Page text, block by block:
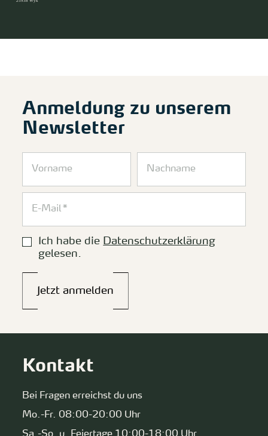
Anmeldung zu unserem
Newsletter
Ich habe die Datenschutzerklärung
gelesen.
Jetzt anmelden
Kontakt
Bei Fragen erreichst du uns
Mo.-Fr. 08:00-20:00 Uhr
Sa.-So. u. Feiertage 10:00-18:00 Uhr